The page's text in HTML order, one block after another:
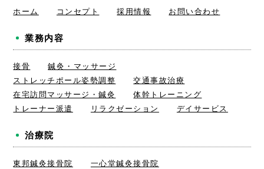
ホーム コンセプト 採用情報 お問い合わせ
業務内容
接骨
鍼灸・マッサージ
ストレッチポール姿勢調整
交通事故治療
在宅訪問マッサージ・鍼灸
体幹トレーニング
トレーナー派遣
リラクゼーション デイサービス
治療院
東邦鍼灸接骨院
一心堂鍼灸接骨院